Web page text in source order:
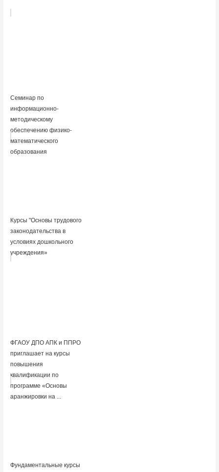
Семинар по
информационно-
методическому
обеспечению физико-
математического
образования
Курсы "Основы трудового
законодательства в
условиях дошкольного
учреждения»
ФГАОУ ДПО АПК и ППРО
приглашает на курсы
повышения
квалификации по
программе «Основы
аранжировки на ...
Фундаментальные курсы